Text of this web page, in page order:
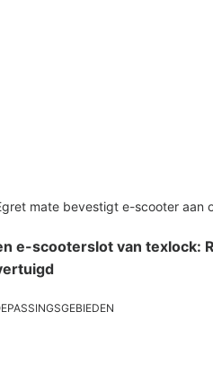
e-scooterslot van texlock: